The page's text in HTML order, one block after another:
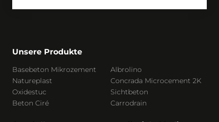
Unsere Produkte
Basebeton Mikrozement
Albrolino
Natureplast
Concrada Microcement 2K
Oxidestuc
Sichtbeton
Beton Ciré
Carrodrain